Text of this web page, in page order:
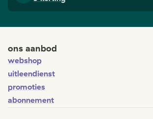
ons aanbod
webshop
uitleendienst
promoties
abonnement